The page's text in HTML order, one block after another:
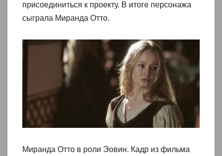
присоединиться к проекту. В итоге персонажа
сыграла Миранда Отто.
Миранда Отто в роли Эовин. Кадр из фильма